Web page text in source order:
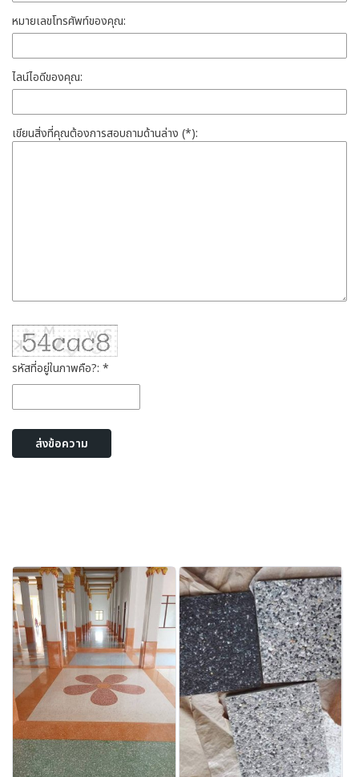
หมายเลขโทรศัพท์ของคุณ:
ไลน์ไอดีของคุณ:
เขียนสิ่งที่คุณต้องการสอบถามด้านล่าง (*):
รหัสที่อยู่ในภาพคือ?: *
ส่งข้อความ